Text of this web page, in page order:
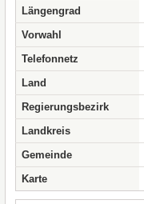
Längengrad
Vorwahl
Telefonnetz
Land
Regierungsbezirk
Landkreis
Gemeinde
Karte